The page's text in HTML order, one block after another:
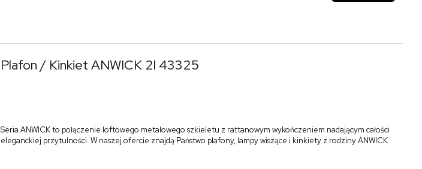
Plafon / Kinkiet ANWICK 2l 43325
Seria ANWICK to połączenie loftowego metalowego szkieletu z rattanowym wykończeniem nadającym całości
eleganckiej przytulności. W naszej ofercie znajdą Państwo plafony, lampy wiszące i kinkiety z rodziny ANWICK.